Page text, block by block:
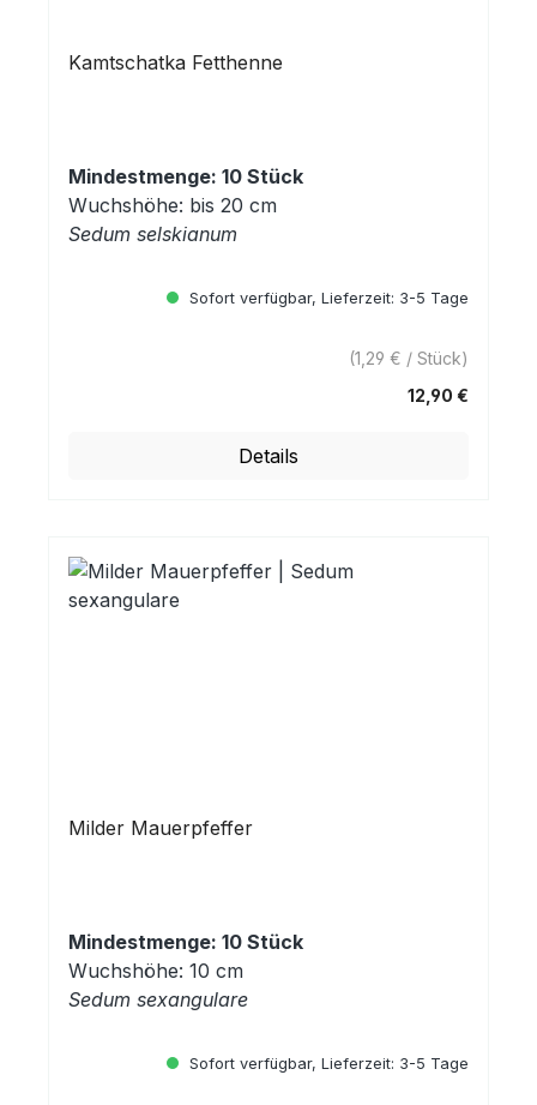
Kamtschatka Fetthenne
Mindestmenge: 10 Stück
Wuchshöhe: bis 20 cm
Sedum selskianum
Sofort verfügbar, Lieferzeit: 3-5 Tage
(1,29 € / Stück)
12,90 €
Details
Milder Mauerpfeffer
Mindestmenge: 10 Stück
Wuchshöhe: 10 cm
Sedum sexangulare
Sofort verfügbar, Lieferzeit: 3-5 Tage